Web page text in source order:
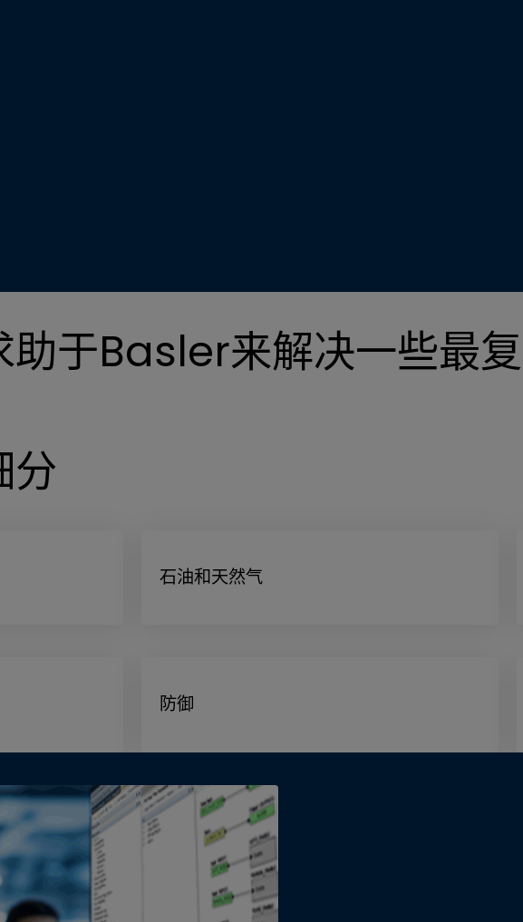
助于Basler来解决一些最
分
石油和天然气
防御